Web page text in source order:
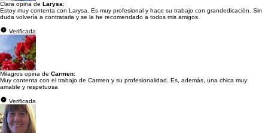
Clara opina de Larysa:
Estoy muy contenta con Larysa. Es muy profesional y hace su trabajo con grandedicación. Sin
duda volvería a contratarla y se la he recomendado a todos mis amigos.
Verificada
Milagros opina de Carmen:
Muy contenta con el trabajo de Carmen y su profesionalidad. Es, además, una chica muy
amable y respetuosa
Verificada